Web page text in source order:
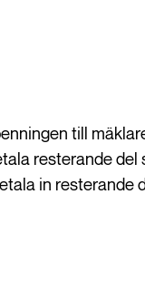
till
resterande del
in resterande